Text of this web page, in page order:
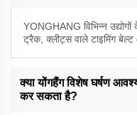
YONGHANG विभिन्न
ट्रैक, क्लीट्स वाले टाइमिंग
क्या योंगहैंग विशेष घर्षण
कर सकता है?